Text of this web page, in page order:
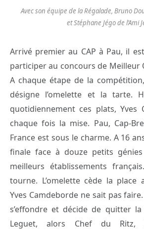
Avec son équipe de la Régalade, Bruno
et Stéphane Jégo de l’Ami
Arrivé premier au CAP à Pau, il
participer au concours de Meilleur
A chaque étape de la
désigne l’omelette et la tarte.
quotidiennement ces plats, Yves
chaque fois la mise. Pau, Cap-
France est sous le charme. A 16
finale face à douze petits
meilleurs établissements
tourne. L’omelette cède la place
Yves Camdeborde ne sait pas
s’effondre et décide de quitter
Leguet, alors Chef du